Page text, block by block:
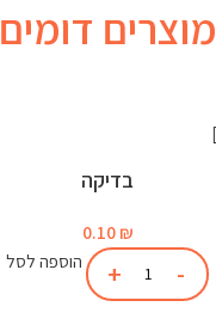
מוצרים דומים
בדיקה
0.10 ₪
הוספה לסל